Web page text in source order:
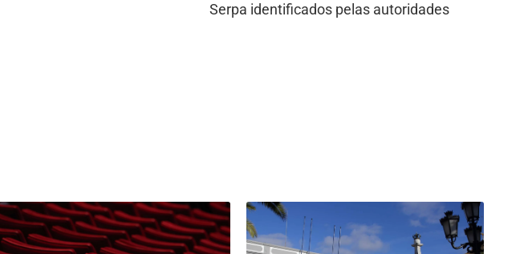
Serpa identificados pelas autoridades